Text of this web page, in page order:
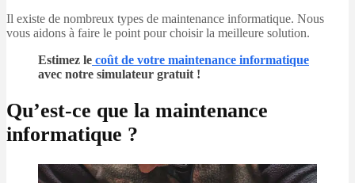
Il existe de nombreux types de maintenance informatique. Nous
vous aidons à faire le point pour choisir la meilleure solution.
Estimez le coût de votre maintenance informatique
avec notre simulateur gratuit !
Qu’est-ce que la maintenance
informatique ?